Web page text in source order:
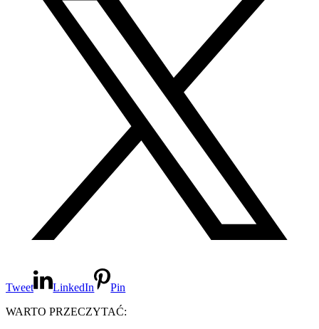
Tweet LinkedIn
Pin
WARTO PRZECZYTAĆ: